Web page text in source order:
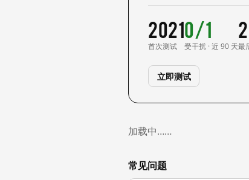
2021
首次测试
0/1
受干扰 · 近 90 天最
立即测试
加载中……
常见问题